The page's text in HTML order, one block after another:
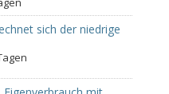
sich der niedrige